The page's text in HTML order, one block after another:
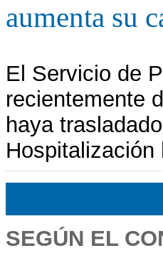
aumenta su
El Servicio de
recientemente
haya
SEGÚN EL